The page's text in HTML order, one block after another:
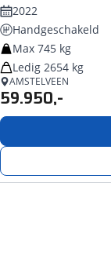
2022
Handgeschakeld
Max 745 kg
Ledig 2654 kg
AMSTELVEEN
59.950,-